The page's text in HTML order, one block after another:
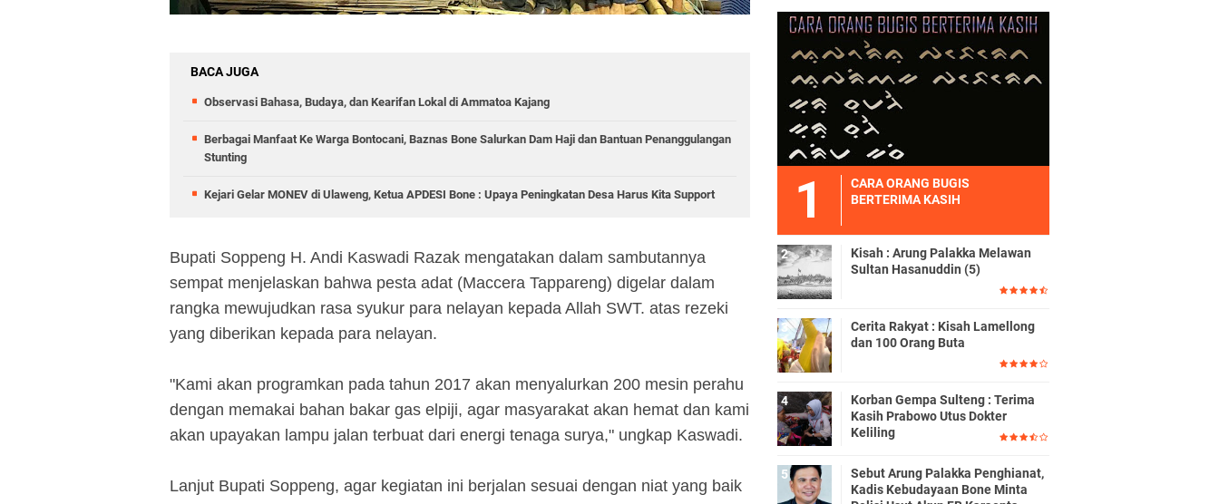
BACA JUGA
Observasi Bahasa, Budaya, dan Kearifan Lokal di Ammatoa Kajang
Berbagai Manfaat Ke Warga Bontocani, Baznas Bone Salurkan Dam Haji dan Bantuan Penanggulangan
Stunting
Kejari Gelar MONEV di Ulaweng, Ketua APDESI Bone : Upaya Peningkatan Desa Harus Kita Support
Bupati Soppeng H. Andi Kaswadi Razak mengatakan dalam sambutannya
sempat menjelaskan bahwa pesta adat (Maccera Tappareng) digelar dalam
rangka mewujudkan rasa syukur para nelayan kepada Allah SWT. atas rezeki
yang diberikan kepada para nelayan.
"Kami akan programkan pada tahun 2017 akan menyalurkan 200 mesin perahu
dengan memakai bahan bakar gas elpiji, agar masyarakat akan hemat dan kami
akan upayakan lampu jalan terbuat dari energi tenaga surya," ungkap Kaswadi.
Lanjut Bupati Soppeng, agar kegiatan ini berjalan sesuai dengan niat yang baik
CARA ORANG BUGIS
BERTERIMA KASIH
Kisah : Arung Palakka Melawan
Sultan Hasanuddin (5)
Cerita Rakyat : Kisah Lamellong
dan 100 Orang Buta
Korban Gempa Sulteng : Terima
Kasih Prabowo Utus Dokter
Keliling
Sebut Arung Palakka Penghianat,
Kadis Kebudayaan Bone Minta